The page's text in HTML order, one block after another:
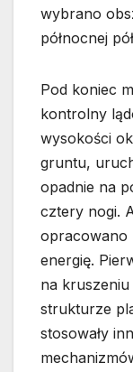
wybrano
północnej
Pod koniec
kontrolny
wysokości
gruntu,
opadnie na
cztery nogi.
opracowano
energię.
na
strukturze
stosowały